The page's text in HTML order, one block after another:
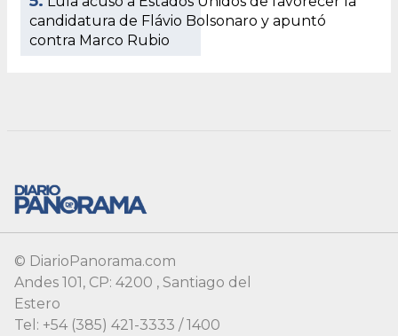
© DiarioPanorama.com
Andes 101, CP: 4200 , Santiago del
Estero
Tel: +54 (385) 421-3333 / 1400